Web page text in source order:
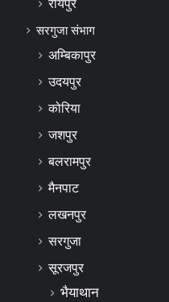
रायपुर
सरगुजा संभाग
अम्बिकापुर
उदयपुर
कोरिया
जशपुर
बलरामपुर
मैनपाट
लखनपुर
सरगुजा
सूरजपुर
भैयाथान